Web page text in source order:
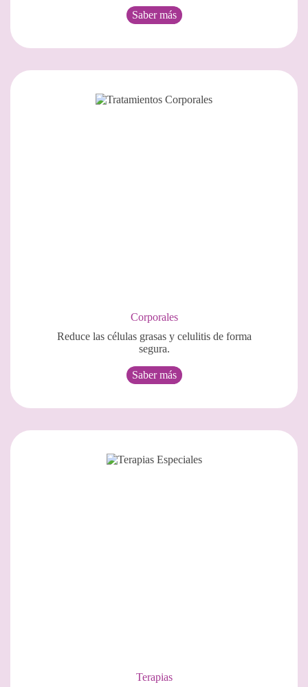
Saber más
Corporales
Reduce las células grasas y celulitis de forma
segura.
Saber más
Terapias